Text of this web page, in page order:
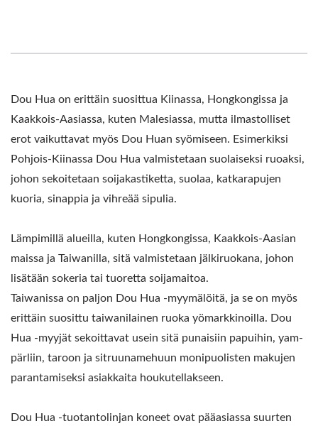
TUOTANTOLINJA,
TOFUN
VALMISTUSKONE,
TOFUN
TUOTANTOLAITTEET /
AUTOMAATTISEN
TOFUA JA SOIJAMAITOA
VALMISTAVAN KONEEN
JOHTAJA, JONKA
ENSISIJAINEN TAVOITE
ON
Dou Hua on erittäin suosittua Kiinassa, Hongkongissa ja
Kaakkois-Aasiassa, kuten Malesiassa, mutta ilmastolliset
erot vaikuttavat myös Dou Huan syömiseen. Esimerkiksi
Pohjois-Kiinassa Dou Hua valmistetaan suolaiseksi ruoaksi,
johon sekoitetaan soijakastiketta, suolaa, katkarapujen
kuoria, sinappia ja vihreää sipulia.
Lämpimillä alueilla, kuten Hongkongissa, Kaakkois-Aasian
maissa ja Taiwanilla, sitä valmistetaan jälkiruokana, johon
lisätään sokeria tai tuoretta soijamaitoa.
Taiwanissa on paljon Dou Hua -myymälöitä, ja se on myös
erittäin suosittu taiwanilainen ruoka yömarkkinoilla. Dou
Hua -myyjät sekoittavat usein sitä punaisiin papuihin, yam-
pärliin, taroon ja sitruunamehuun monipuolisten makujen
parantamiseksi asiakkaita houkutellakseen.
Dou Hua -tuotantolinjan koneet ovat pääasiassa suurten